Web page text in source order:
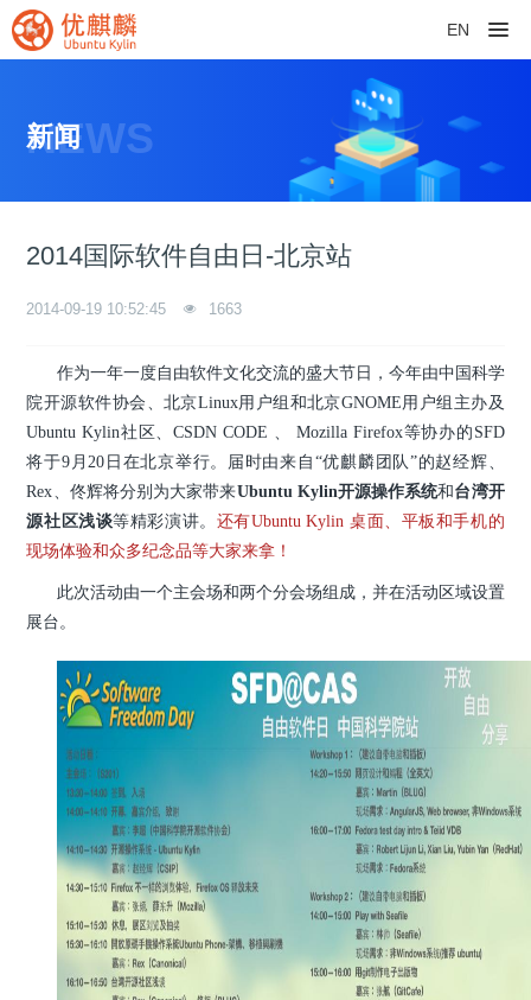
EN
NEWS
新闻
2014国际软件自由日-北京站
2014-09-19 10:52:45 1663
作为一年一度自由软件文化交流的盛大节日，今年由中国科学
院开源软件协会、北京Linux用户组和北京GNOME用户组主办及
Ubuntu Kylin社区、CSDN CODE 、 Mozilla Firefox等协办的SFD
将于9月20日在北京举行。届时由来自“优麒麟团 队”的赵经辉、
Rex、佟辉将分别为大家带来Ubuntu Kylin开源操作系统和 台湾开
源社区浅谈等精彩演讲。 还有Ubuntu Kylin 桌面、平板和手机的
现场体验和众多纪念品等大家来拿！
此次活动由一个主会场和两个分会场组成，并在活动区域设置
展台。